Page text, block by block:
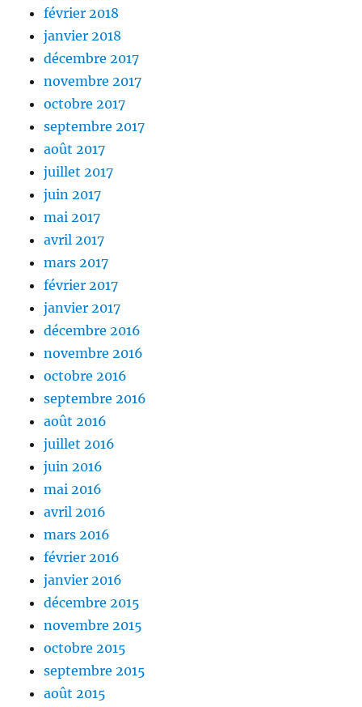
février 2018
janvier 2018
décembre 2017
novembre 2017
octobre 2017
septembre 2017
août 2017
juillet 2017
juin 2017
mai 2017
avril 2017
mars 2017
février 2017
janvier 2017
décembre 2016
novembre 2016
octobre 2016
septembre 2016
août 2016
juillet 2016
juin 2016
mai 2016
avril 2016
mars 2016
février 2016
janvier 2016
décembre 2015
novembre 2015
octobre 2015
septembre 2015
août 2015